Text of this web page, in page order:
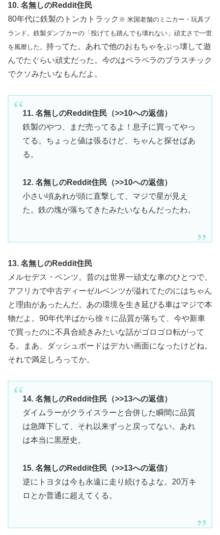
10. 名無しのReddit住民
80年代に鉄製のトンカトラック ※ 米国老舗のミニカー・玩具ブ
ランド。鉄製ダンプカーの「投げても踏んでも壊れない」頑丈さで一世
を風靡した。 持ってた。あれで他のおもちゃをぶっ壊して遊
んでたぐらい頑丈だった。今のはペラペラのプラスチック
でクソみたいなもんだよ。
11. 名無しのReddit住民（>>10への返信）
鉄製のやつ、まだ売ってるよ！息子に買ってやっ
てる。ちょっと値は張るけど、ちゃんと探せばあ
る。
12. 名無しのReddit住民（>>10への返信）
小さい頃あれが頭に直撃して、マジで星が見え
た。鉄の塊が落ちてきたみたいなもんだったわ。
13. 名無しのReddit住民
メルセデス・ベンツ。昔のは世界一頑丈な車のひとつで、
アフリカで中古ディーゼルベンツが溢れてたのにはちゃん
と理由があったんだ。あの環境を生き延びる車はマジで本
物だよ。90年代半ばから徐々に品質が落ちて、今や新車
で買ったのに不具合続きみたいな話がゴロゴロ転がって
る。まあ、ダッシュボードはデカい画面になったけどね。
それで満足しろってか。
14. 名無しのReddit住民（>>13への返信）
ダイムラーがクライスラーと合併した瞬間に品質
は急降下して、それ以来ずっと戻ってない。あれ
は本当に黒歴史。
15. 名無しのReddit住民（>>13への返信）
逆にトヨタは今も永遠に走り続けるよな。20万キ
ロとか普通に超えてくる。